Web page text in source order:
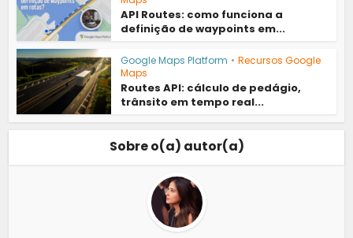
API Routes: como funciona a
definição de waypoints em...
Google Maps Platform • Recursos Google
Maps
Routes API: cálculo de pedágio,
trânsito em tempo real...
Sobre o(a) autor(a)